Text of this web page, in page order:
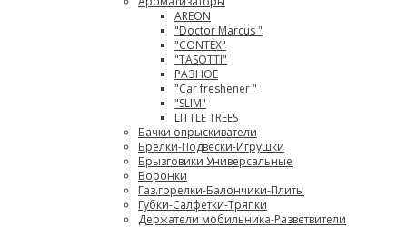
AREON
"Doctor Marcus "
"CONTEX"
"TASOTTI"
РАЗНОЕ
"Car freshener "
"SLIM"
LITTLE TREES
Бачки опрыскиватели
Брелки-Подвески-Игрушки
Брызговики Универсальные
Воронки
Газ.горелки-Балончики-Плиты
Губки-Салфетки-Тряпки
Держатели мобильника-Разветвители